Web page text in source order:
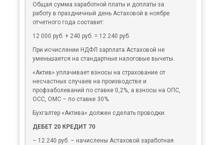
Общая сумма заработной платы и доплаты за
работу в праздничный день Астаховой в ноябре
отчетного года составит:
12 000 руб. + 240 руб. = 12 240 руб.
При исчислении НДФЛ зарплата Астаховой не
уменьшается на стандартные налоговые вычеты.
«Актив» уплачивает взносы на страхование от
несчастных случаев на производстве и
профзаболеваний по ставке 0,2%, а взносы на ОПС,
ОСС, ОМС – по ставке 30%.
Бухгалтер «Актива» должен сделать проводки:
ДЕБЕТ 20 КРЕДИТ 70
– 12 240 руб. – начислены Астаховой заработная